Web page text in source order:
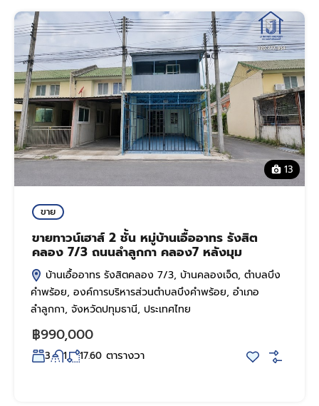
13
ขาย
ขายทาวน์เฮาส์ 2 ชั้น หมู่บ้านเอื้ออาทร รังสิต
คลอง 7/3 ถนนลำลูกกา คลอง7 หลังมุม
บ้านเอื้ออาทร รังสิตคลอง 7/3, บ้านคลองเจ็ด, ตำบลบึง
คำพร้อย, องค์การบริหารส่วนตำบลบึงคำพร้อย, อำเภอ
ลำลูกกา, จังหวัดปทุมธานี, ประเทศไทย
฿990,000
3 1 17.60 ตารางวา